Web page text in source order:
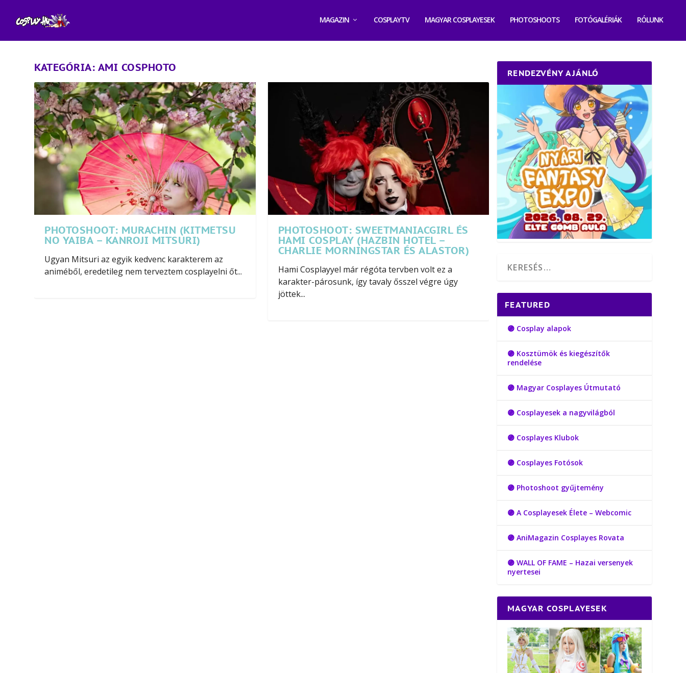
MAGAZIN COSPLAYTV MAGYAR COSPLAYESEK PHOTOSHOOTS FOTÓGALÉRIÁK RÓLUNK
KATEGÓRIA: AMI COSPHOTO
PHOTOSHOOT: MURACHIN (KITMETSU
NO YAIBA – KANROJI MITSURI)
Ugyan Mitsuri az egyik kedvenc karakterem az
animéből, eredetileg nem terveztem cosplayelni őt...
PHOTOSHOOT: SWEETMANIACGIRL ÉS
HAMI COSPLAY (HAZBIN HOTEL –
CHARLIE MORNINGSTAR ÉS ALASTOR)
Hami Cosplayyel már régóta tervben volt ez a
karakter-párosunk, így tavaly ősszel végre úgy
jöttek...
RENDEZVÉNY AJÁNLÓ
FEATURED
🟣 Cosplay alapok
🟣 Kosztümök és kiegészítők
rendelése
🟣 Magyar Cosplayes Útmutató
🟣 Cosplayesek a nagyvilágból
🟣 Cosplayes Klubok
🟣 Cosplayes Fotósok
🟣 Photoshoot gyűjtemény
🟣 A Cosplayesek Élete – Webcomic
🟣 AniMagazin Cosplayes Rovata
🟣 WALL OF FAME – Hazai versenyek
nyertesei
MAGYAR COSPLAYESEK